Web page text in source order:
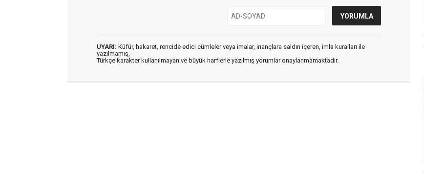
UYARI: Küfür, hakaret, rencide edici cümleler veya imalar, inançlara saldırı içeren, imla kuralları ile
yazılmamış,
Türkçe karakter kullanılmayan ve büyük harflerle yazılmış yorumlar onaylanmamaktadır.